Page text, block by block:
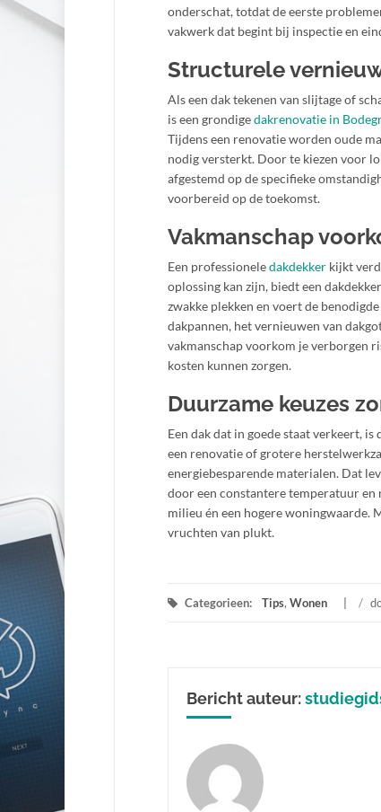
onderschat, totdat de eerste
vakwerk dat begint bij inspectie en
Structurele
Als een dak tekenen van slijtage of
is een grondigedakrenovatie in
Tijdens een renovatie worden oude
nodig versterkt. Door te kiezen voor
afgestemd op de specifieke
voorbereid op de toekomst.
Vakmanschap
Een professioneledakdekker kijkt
oplossing kan zijn, biedt een
zwakke plekken en voert de
dakpannen, het vernieuwen van
vakmanschap voorkom je verborgen
kosten kunnen zorgen.
Duurzame keuzes
Een dak dat in goede staat verkeert,
een renovatie of grotere
energiebesparende materialen. Dat
door een constantere temperatuur en
milieu én een hogere woningwaarde.
vruchten van plukt.
Categorieen: Tips, Wonen /
Bericht auteur: